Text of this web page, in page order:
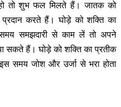
हो तो शुभ फल मिलते हैं। जातक को
करते हैं। घोड़े को शक्ति का
समझदारी से काम लें तो अपने
सकते हैं। घोड़े को शक्ति का प्रतीक
इस समय जोश और उर्जा से भरा होता